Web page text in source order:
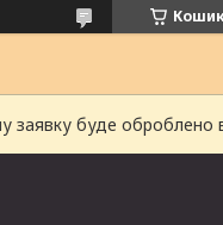
заявку буде оброблено